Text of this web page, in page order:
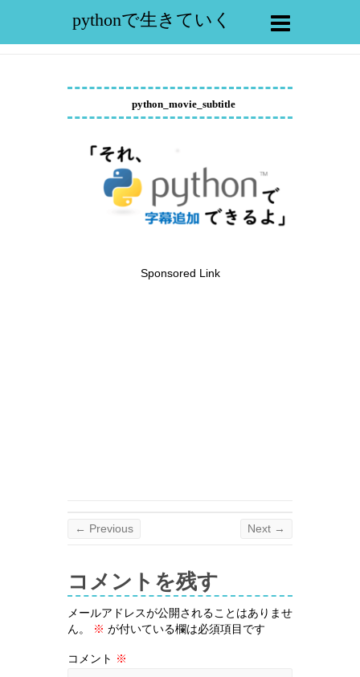
pythonで生きていく
python_movie_subtitle
Sponsored Link
← Previous Next →
コメントを残す
メールアドレスが公開されることはありませ
ん。
※ が付いている欄は必須項目です
コメント ※